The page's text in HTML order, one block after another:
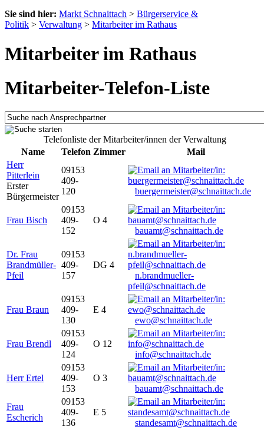
Sie sind hier: Markt Schnaittach > Bürgerservice &
Politik > Verwaltung > Mitarbeiter im Rathaus
Mitarbeiter im Rathaus
Mitarbeiter-Telefon-Liste
Telefonliste der Mitarbeiter/innen der Verwaltung
Name
Telefon Zimmer
Mail
Herr
Pitterlein
Erster
Bürgermeister
09153
409-
120
buergermeister@schnaittach.de
Frau Bisch
09153
409-
152
O 4
bauamt@schnaittach.de
Dr. Frau
Brandmüller-
Pfeil
09153
409-
157
DG 4
n.brandmueller-
pfeil@schnaittach.de
Frau Braun
09153
409-
130
E 4
ewo@schnaittach.de
Frau Brendl
09153
409-
124
O 12
info@schnaittach.de
Herr Ertel
09153
409-
153
O 3
bauamt@schnaittach.de
Frau
Escherich
09153
409-
136
E 5
standesamt@schnaittach.de